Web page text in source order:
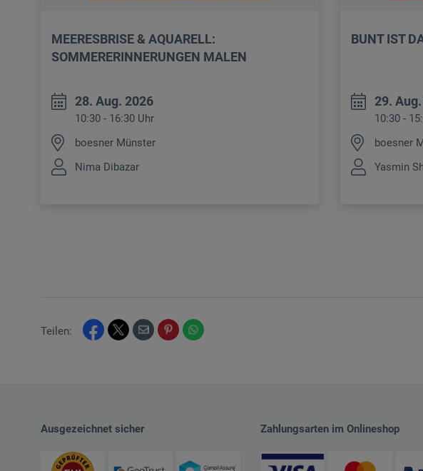
MEERESBRISE & AQUARELL:
SOMMERERINNERUNGEN MALEN
28. Aug. 2026
10:30 - 16:30 Uhr
boesner Münster
Nima Dibazar
BUNT IST
29.
10:30 -
boesner
Yasmin
Teilen:
Ausgezeichnet sicher Zahlungsarten im Onlineshop